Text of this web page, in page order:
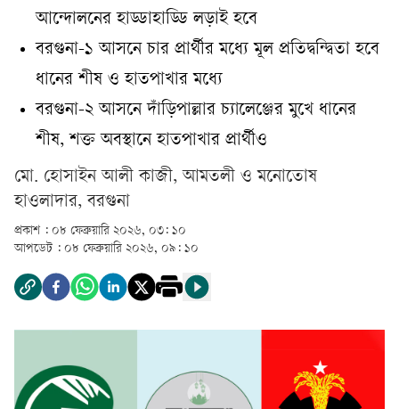
আন্দোলনের হাড্ডাহাড্ডি লড়াই হবে
বরগুনা-১ আসনে চার প্রার্থীর মধ্যে মূল প্রতিদ্বন্দ্বিতা হবে
ধানের শীষ ও হাতপাখার মধ্যে
বরগুনা-২ আসনে দাঁড়িপাল্লার চ্যালেঞ্জের মুখে ধানের
শীষ, শক্ত অবস্থানে হাতপাখার প্রার্থীও
মো. হোসাইন আলী কাজী, আমতলী ও মনোতোষ
হাওলাদার, বরগুনা
প্রকাশ : ০৮ ফেব্রুয়ারি ২০২৬, ০৩: ১০
আপডেট : ০৮ ফেব্রুয়ারি ২০২৬, ০৯: ১০